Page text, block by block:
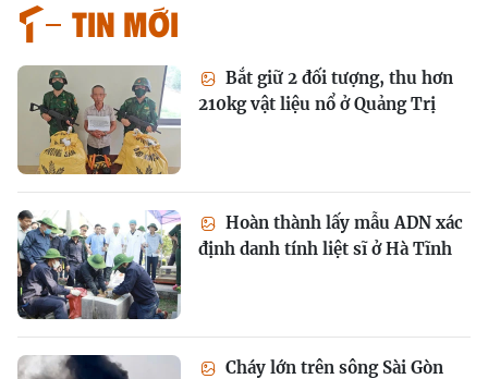
Tin mới
Bắt giữ 2 đối tượng, thu hơn
210kg vật liệu nổ ở Quảng Trị
Hoàn thành lấy mẫu ADN xác
định danh tính liệt sĩ ở Hà Tĩnh
Cháy lớn trên sông Sài Gòn